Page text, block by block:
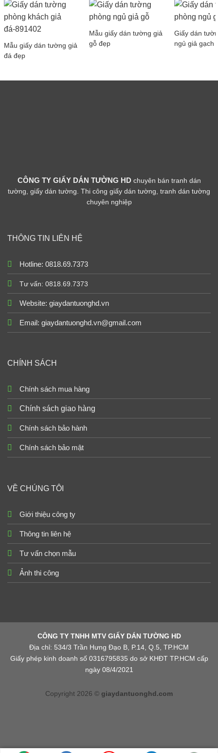
Mẫu giấy dán tường giả
đá đẹp
Mẫu giấy dán tường giả
gỗ đẹp
Giấy dán
ngủ giả gạch
CÔNG TY GIẤY DÁN TƯỜNG HD chuyên bán tranh dán
tường, giấy dán tường. Thi công giấy dán tường, tranh dán tường
chuyên nghiệp
THÔNG TIN LIÊN HỆ
Hotline: 0818.69.7373
Tư vấn: 0818.69.7373
Website: giaydantuonghd.vn
Email: giaydantuonghd.vn@gmail.com
CHÍNH SÁCH
Chính sách mua hàng
Chính sách giao hàng
Chính sách bảo hành
Chính sách bảo mật
VỀ CHÚNG TÔI
Giới thiệu công ty
Thông tin liên hệ
Tư vấn chọn mẫu
Ảnh thi công
CÔNG TY TNHH MTV GIẤY DÁN TƯỜNG HD
Địa chỉ: 534/3 Trần Hưng Đạo B, P.14, Q.5, TP.HCM
Giấy phép kinh doanh số 0316795835 do sở KHĐT TP.HCM cấp
ngày 08/4/2021
Copyright 2026 © giaydantuonghd.com